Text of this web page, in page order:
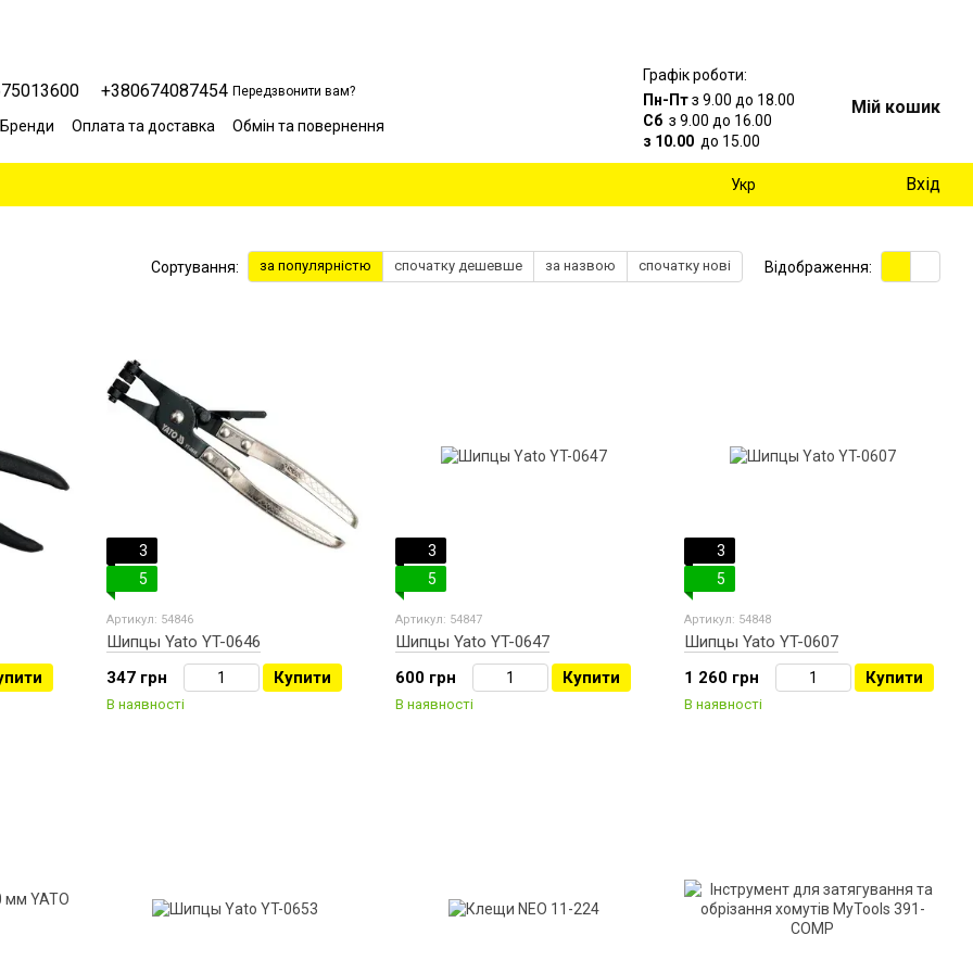
+380674087454 Передзвонити вам?
Бренди Оплата та доставка
Обмін та повернення
Графік роботи:
Пн-Птз 9.00 до 18.00
Сб з 9.00 до 16.00
з 10.00 до 15.00
Мій кошик
Укр Вхід
Сортування: за популярністю спочатку дешевше за назвою спочатку нові Відображення:
3
5
Артикул: 54846
Шипцы Yato YT-0646
347 грн
Купити
В наявності
3
5
Артикул: 54847
Шипцы Yato YT-0647
600 грн
Купити
В наявності
3
5
Артикул: 54848
Шипцы Yato YT-0607
1 260 грн
Купити
В наявності